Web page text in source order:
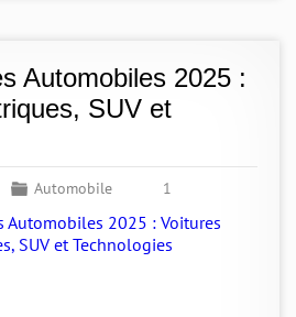
Automobiles 2025 :
SUV et
Automobile 1